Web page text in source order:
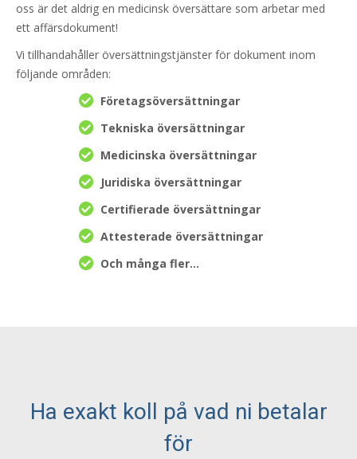
oss är det aldrig en medicinsk översättare som arbetar med
ett affärsdokument!
Vi tillhandahåller översättningstjänster för dokument inom
följande områden:
Företagsöversättningar
Tekniska översättningar
Medicinska översättningar
Juridiska översättningar
Certifierade översättningar
Attesterade översättningar
Och många fler…
Ha exakt koll på vad ni betalar
för